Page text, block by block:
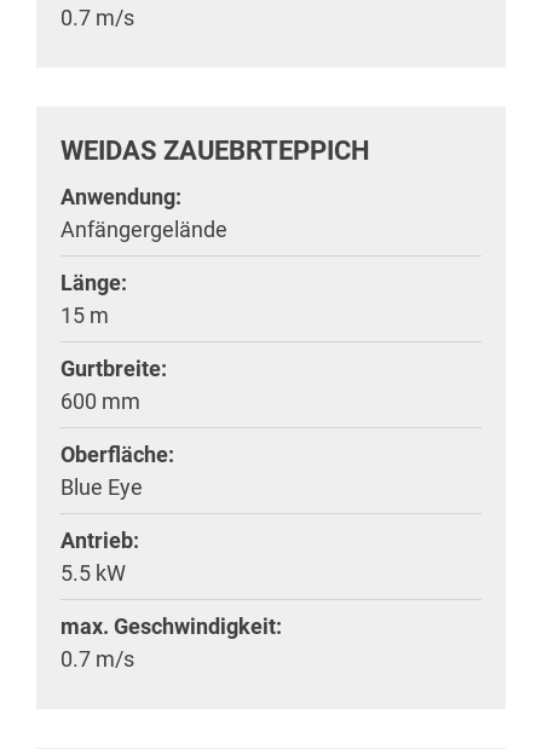
0.7 m/s
WEIDAS ZAUEBRTEPPICH
Anwendung:
Anfängergelände
Länge:
15 m
Gurtbreite:
600 mm
Oberfläche:
Blue Eye
Antrieb:
5.5 kW
max. Geschwindigkeit:
0.7 m/s